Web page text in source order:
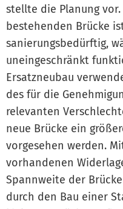
stellte die Planung
bestehenden Brücke
sanierungsbedürftig,
uneingeschränkt
Ersatzneubau
des für die
relevanten
neue Brücke ein
vorgesehen werden.
vorhandenen
Spannweite der
durch den Bau einer